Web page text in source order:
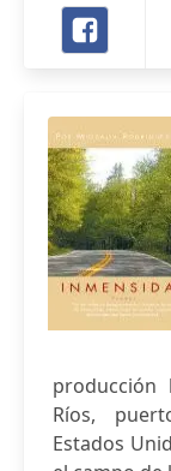
producción
Ríos,
Estados